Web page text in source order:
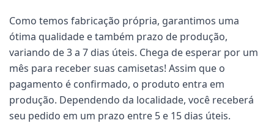
Como temos fabricação própria, garantimos uma
ótima qualidade e também prazo de produção,
variando de 3 a 7 dias úteis. Chega de esperar por um
mês para receber suas camisetas! Assim que o
pagamento é confirmado, o produto entra em
produção. Dependendo da localidade, você receberá
seu pedido em um prazo entre 5 e 15 dias úteis.